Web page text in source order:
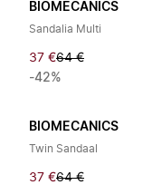
BIOMECANICS
Sandalia Multi
37 €64 €
-42%
BIOMECANICS
Twin Sandaal
37 €64 €